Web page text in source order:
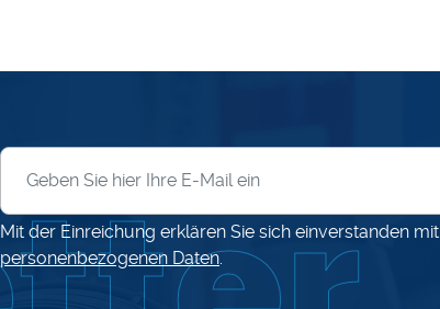
Mit der Einreichung erklären Sie sich einverstanden mit
personenbezogenen Daten.